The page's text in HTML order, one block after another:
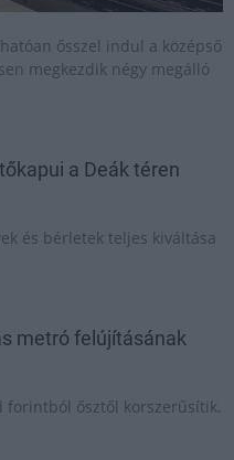
ősszel indul a középső
megkezdik négy megálló
a Deák téren
és bérletek teljes kiváltása
metró felújításának
forintból ősztől korszerűsítik.